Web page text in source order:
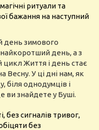
ритуали та
бажання на наступний
день зимового
день, а з
цикл Життя і день стає
У ці дні нам, як
біля однодумців і
ви знайдете у Буші.
без сигналів тривог,
без